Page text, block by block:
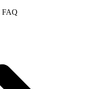
FAQ